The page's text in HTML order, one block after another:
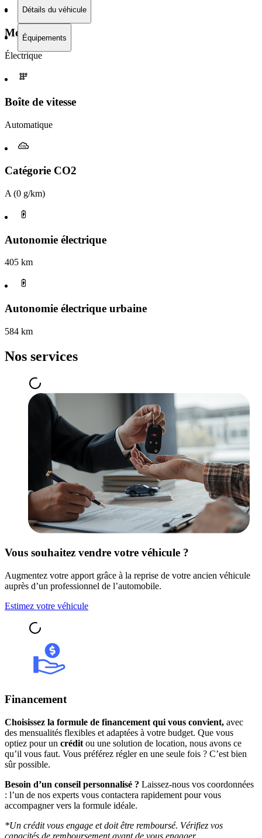
Détails du véhicule
Équipements
Moteur
Électrique
Boîte de vitesse​
Automatique
Catégorie CO2
A (0 g/km)
Autonomie électrique
405 km
Autonomie électrique urbaine
584 km
Nos services
Vous souhaitez vendre votre véhicule ?
Augmentez votre apport grâce à la reprise de votre ancien véhicule
auprès d’un professionnel de l’automobile.
Estimez votre véhicule
Financement
Choisissez la formule de financement qui vous convient, avec
des mensualités flexibles et adaptées à votre budget. Que vous
optiez pour un crédit ou une solution de location, nous avons ce
qu’il vous faut. Vous préférez régler en une seule fois ? C’est bien
sûr possible.
Besoin d’un conseil personnalisé ? Laissez-nous vos coordonnées
: l’un de nos experts vous contactera rapidement pour vous
accompagner vers la formule idéale.
*Un crédit vous engage et doit être remboursé. Vérifiez vos
capacités de remboursement avant de vous engager.